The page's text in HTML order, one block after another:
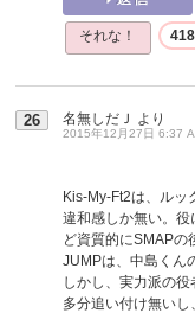
それな！ 418
26 名無しだＪ より
2015年12月27日 6:37
Kis-My-Ft2は、ルッ
違和感しか無い。
ど資質的にSMAPの
JUMPは、中島くん
しかし、実力派の
多分追い付け無い